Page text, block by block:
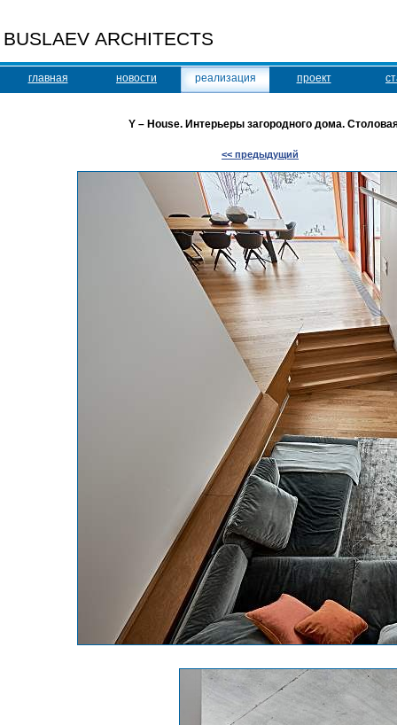
BUSLAEV ARCHITECTS
главная новости реализация проект
Y – House. Интерьеры загородного дома.
<< предыдущий